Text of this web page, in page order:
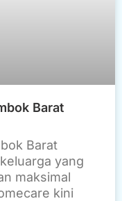
Barat
Barat
yang
maksimal
kini